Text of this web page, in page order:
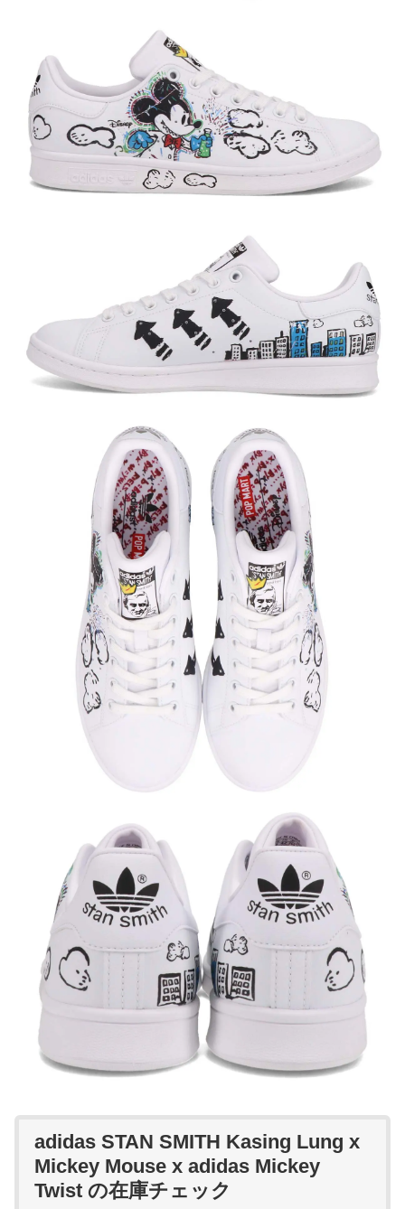
adidas STAN SMITH Kasing Lung x
Mickey Mouse x adidas Mickey
Twist の在庫チェック